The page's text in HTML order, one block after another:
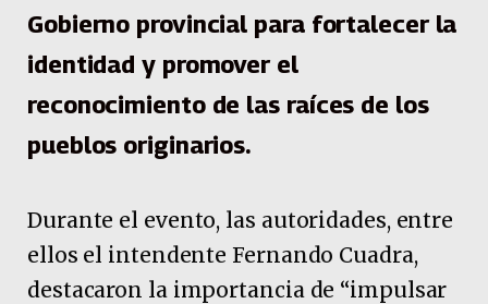
Gobierno provincial para fortalecer la
identidad y promover el
reconocimiento de las raíces de los
pueblos originarios.
Durante el evento, las autoridades, entre
ellos el intendente Fernando Cuadra,
destacaron la importancia de “impulsar